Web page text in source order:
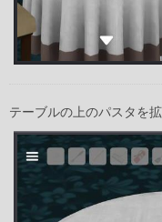
テーブルの上のパスタを